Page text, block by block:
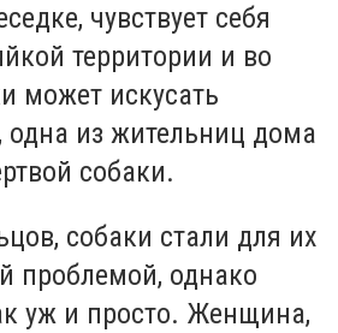
чувствует себя
территории и во
может искусать
одна из жительниц дома
собаки.
собаки стали для их
проблемой, однако
уж и просто. Женщина,